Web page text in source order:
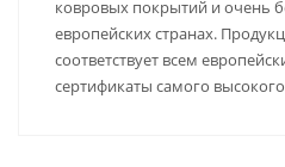
ковровых покрытий и очень
европейских странах.
соответствует всем
сертификаты самого